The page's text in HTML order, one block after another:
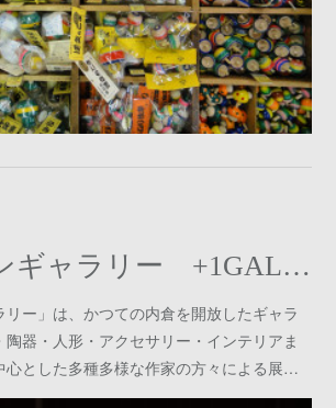
プラスワンギャラリー +1GALLERY
リー」は、かつての内倉を開放したギャラ
陶器・人形・アクセサリー・インテリアま
心とした多種多様な作家の方々による展…